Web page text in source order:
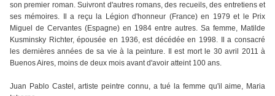
son premier roman. Suivront d'autres romans, des recueils, des entretiens et
ses mémoires. Il a reçu la Légion d'honneur (France) en 1979 et le Prix
Miguel de Cervantes (Espagne) en 1984 entre autres. Sa femme, Matilde
Kusminsky Richter, épousée en 1936, est décédée en 1998. Il a consacré
les dernières années de sa vie à la peinture. Il est mort le 30 avril 2011 à
Buenos Aires, moins de deux mois avant d'avoir atteint 100 ans.
Juan Pablo Castel, artiste peintre connu, a tué la femme qu'il aime, Maria